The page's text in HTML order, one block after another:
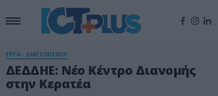
ΕΡΓΑ - ΔΙΑΓΩΝΙΣΜΟΙ
ΔΕΔΔΗΕ: Νέο Κέντρο Διανομής
στην Κερατέα